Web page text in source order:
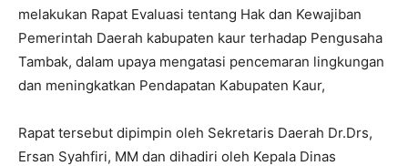
melakukan Rapat Evaluasi tentang Hak dan Kewajiban
Pemerintah Daerah kabupaten kaur terhadap Pengusaha
Tambak, dalam upaya mengatasi pencemaran lingkungan
dan meningkatkan Pendapatan Kabupaten Kaur,
Rapat tersebut dipimpin oleh Sekretaris Daerah Dr.Drs,
Ersan Syahfiri, MM dan dihadiri oleh Kepala Dinas